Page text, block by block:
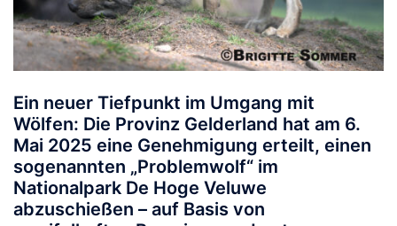
Ein neuer Tiefpunkt im Umgang mit
Wölfen: Die Provinz Gelderland hat am 6.
Mai 2025 eine Genehmigung erteilt, einen
sogenannten „Problemwolf“ im
Nationalpark De Hoge Veluwe
abzuschießen – auf Basis von